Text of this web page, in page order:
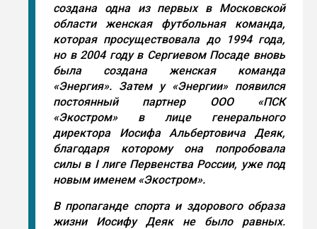
создана одна из первых в Московской
области женская футбольная команда,
которая просуществовала до 1994 года,
но в 2004 году в Сергиевом Посаде вновь
была создана женская команда
«Энергия». Затем у «Энергии» появился
постоянный партнер ООО «ПСК
«Экостром» в лице генерального
директора Иосифа Альбертовича Деяк,
благодаря которому она попробовала
силы в I лиге Первенства России, уже под
новым именем «Экостром».
В пропаганде спорта и здорового образа
жизни Иосифу Деяк не было равных.